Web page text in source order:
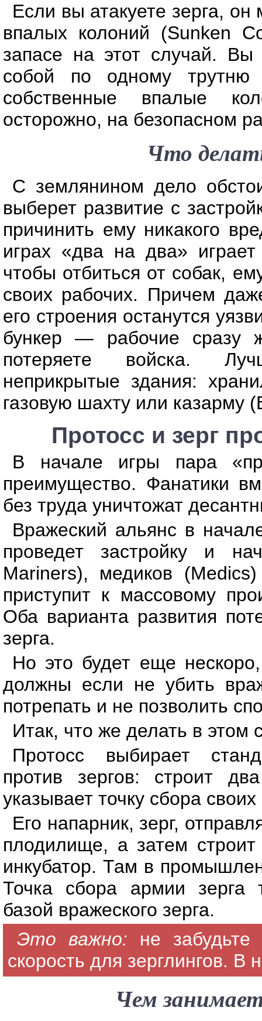
Если вы атакуете зерга,
впалых колоний (Sunken
запасе на этот случай.
собой по одному трутню
собственные впалые
осторожно, на безопасном
Что
C землянином дело
выберет развитие с
причинить ему никакого
играх «два на два»
чтобы отбиться от собак,
своих рабочих. Причем
его строения останутся
бункер — рабочие сразу
потеряете войска.
неприкрытые здания:
газовую шахту или казарму
Протосс и зерг
В начале игры пара
преимущество. Фанатики
без труда уничтожат
Вражеский альянс в
проведет застройку и
Mariners), медиков
приступит к массовому
Оба варианта развития
зерга.
Но это будет еще
должны если не убить
потрепать и не позволить
Итак, что же делать в этом
Протосс выбирает
против зергов: строит
указывает точку сбора
Его напарник, зерг,
плодилище, а затем
инкубатор. Там в
Точка сбора армии зерга
базой вражеского зерга.
Это важно: не забудьте
скорость для зерглингов.
Чем